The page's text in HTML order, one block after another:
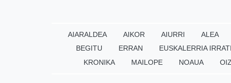
AIARALDEA AIKOR AIURRI ALEA
BEGITU
ERRAN EUSKALERRIA
KRONIKA
MAILOPE NOAUA